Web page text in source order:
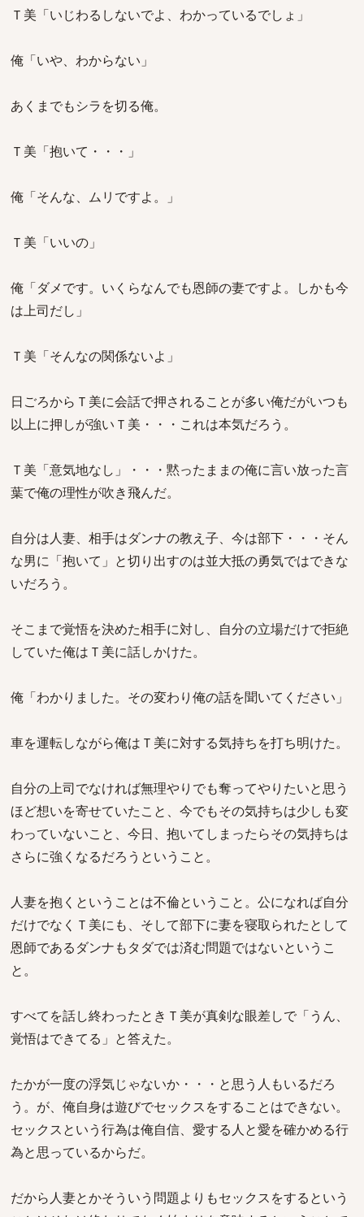
Ｔ美「いじわるしないでよ、わかっているでしょ」
俺「いや、わからない」
あくまでもシラを切る俺。
Ｔ美「抱いて・・・」
俺「そんな、ムリですよ。」
Ｔ美「いいの」
俺「ダメです。いくらなんでも恩師の妻ですよ。しかも今
は上司だし」
Ｔ美「そんなの関係ないよ」
日ごろからＴ美に会話で押されることが多い俺だがいつも
以上に押しが強いＴ美・・・これは本気だろう。
Ｔ美「意気地なし」・・・黙ったままの俺に言い放った言
葉で俺の理性が吹き飛んだ。
自分は人妻、相手はダンナの教え子、今は部下・・・そん
な男に「抱いて」と切り出すのは並大抵の勇気ではできな
いだろう。
そこまで覚悟を決めた相手に対し、自分の立場だけで拒絶
していた俺はＴ美に話しかけた。
俺「わかりました。その変わり俺の話を聞いてください」
車を運転しながら俺はＴ美に対する気持ちを打ち明けた。
自分の上司でなければ無理やりでも奪ってやりたいと思う
ほど想いを寄せていたこと、今でもその気持ちは少しも変
わっていないこと、今日、抱いてしまったらその気持ちは
さらに強くなるだろうということ。
人妻を抱くということは不倫ということ。公になれば自分
だけでなくＴ美にも、そして部下に妻を寝取られたとして
恩師であるダンナもタダでは済む問題ではないというこ
と。
すべてを話し終わったときＴ美が真剣な眼差しで「うん、
覚悟はできてる」と答えた。
たかが一度の浮気じゃないか・・・と思う人もいるだろ
う。が、俺自身は遊びでセックスをすることはできない。
セックスという行為は俺自信、愛する人と愛を確かめる行
為と思っているからだ。
だから人妻とかそういう問題よりもセックスをするという